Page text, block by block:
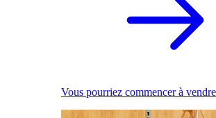
Vous pourriez commencer à